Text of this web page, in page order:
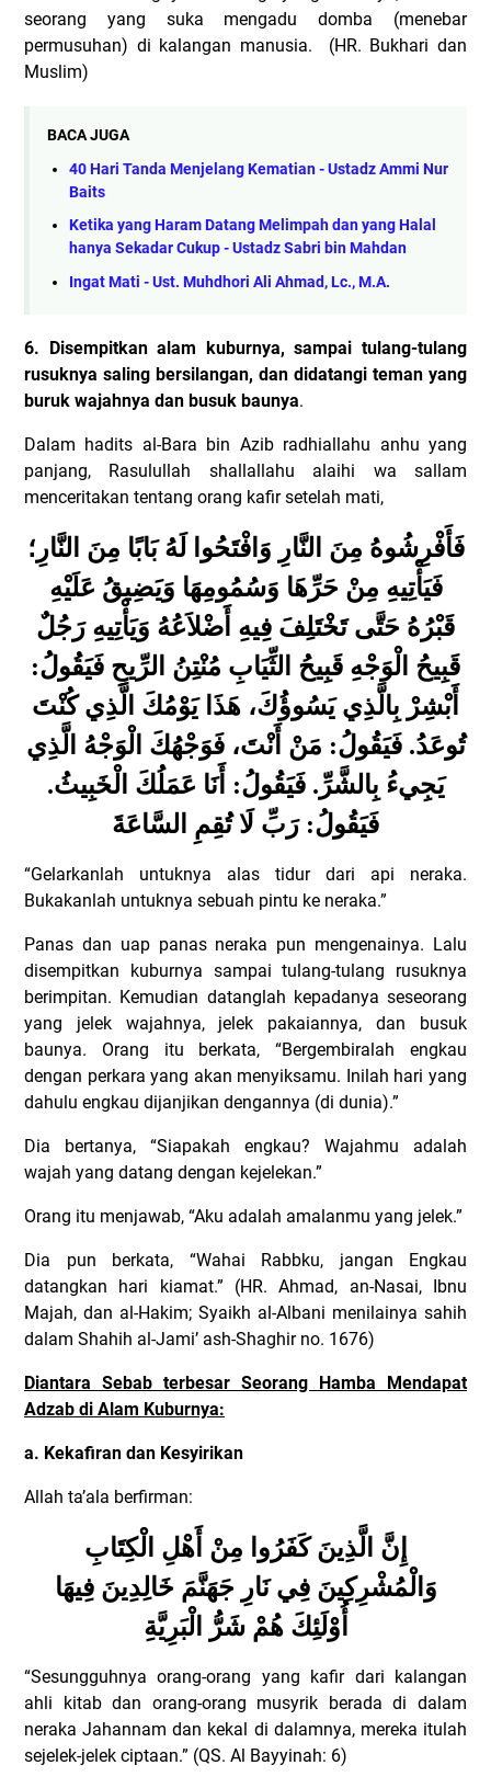
seorang yang suka mengadu domba (menebar
permusuhan) di kalangan manusia.
(HR. Bukhari dan
Muslim)
BACA JUGA
40 Hari Tanda Menjelang Kematian - Ustadz Ammi Nur
Baits
Ketika yang Haram Datang Melimpah dan yang Halal
hanya Sekadar Cukup - Ustadz Sabri bin Mahdan
Ingat Mati - Ust. Muhdhori Ali Ahmad, Lc., M.A.
6. Disempitkan alam kuburnya, sampai tulang-tulang
rusuknya saling bersilangan, dan didatangi teman yang
buruk wajahnya dan busuk baunya.
Dalam hadits al-Bara bin Azib radhiallahu anhu yang
panjang, Rasulullah shallallahu alaihi wa sallam
menceritakan tentang orang kafir setelah mati,
فَأَفْرِشُوهُ مِنَ النَّارِ وَافْتَحُوا لَهُ بَابًا مِنَ النَّارِ؛
فَيَأْتِيهِ مِنْ حَرِّهَا وَسُمُومِهَا وَيَضِيقُ عَلَيْهِ
قَبْرُهُ حَتَّى تَخْتَلِفَ فِيهِ أَضْلاَعُهُ وَيَأْتِيهِ رَجُلٌ
قَبِيحُ الْوَجْهِ قَبِيحُ الثِّيَابِ مُنْتِنُ الرِّيحِ فَيَقُولُ:
أَبْشِرْ بِالَّذِي يَسُوؤُكَ، هَذَا يَوْمُكَ الَّذِي كُنْتَ
تُوعَدُ. فَيَقُولُ: مَنْ أَنْتَ، فَوَجْهُكَ الْوَجْهُ الَّذِي
يَجِيءُ بِالشَّرِّ. فَيَقُولُ: أَنَا عَمَلُكَ الْخَبِيثُ.
فَيَقُولُ: رَبِّ لَا تُقِمِ السَّاعَةَ
“Gelarkanlah untuknya alas tidur dari api neraka.
Bukakanlah untuknya sebuah pintu ke neraka.”
Panas dan uap panas neraka pun mengenainya. Lalu
disempitkan kuburnya sampai tulang-tulang rusuknya
berimpitan. Kemudian datanglah kepadanya seseorang
yang jelek wajahnya, jelek pakaiannya, dan busuk
baunya. Orang itu berkata, “Bergembiralah engkau
dengan perkara yang akan menyiksamu. Inilah hari yang
dahulu engkau dijanjikan dengannya (di dunia).”
Dia bertanya, “Siapakah engkau? Wajahmu adalah
wajah yang datang dengan kejelekan.”
Orang itu menjawab, “Aku adalah amalanmu yang jelek.”
Dia pun berkata, “Wahai Rabbku, jangan Engkau
datangkan hari kiamat.” (HR. Ahmad, an-Nasai, Ibnu
Majah, dan al-Hakim; Syaikh al-Albani menilainya sahih
dalam Shahih al-Jami’ ash-Shaghir no. 1676)
Diantara Sebab terbesar Seorang Hamba Mendapat
Adzab di Alam Kuburnya:
a. Kekafiran dan Kesyirikan
Allah ta’ala berfirman:
إِنَّ الَّذِينَ كَفَرُوا مِنْ أَهْلِ الْكِتَابِ
وَالْمُشْرِكِينَ فِي نَارِ جَهَنَّمَ خَالِدِينَ فِيهَا
أُوْلَئِكَ هُمْ شَرُّ الْبَرِيَّةِ
“Sesungguhnya orang-orang yang kafir dari kalangan
ahli kitab dan orang-orang musyrik berada di dalam
neraka Jahannam dan kekal di dalamnya, mereka itulah
sejelek-jelek ciptaan.” (QS. Al Bayyinah: 6)